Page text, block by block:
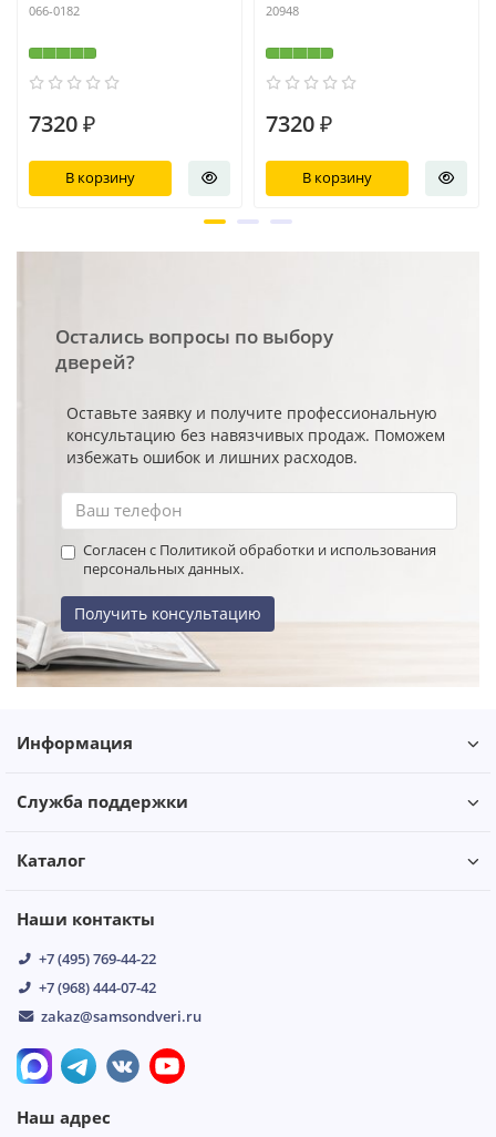
066-0182
7320 ₽
В корзину
20948
7320 ₽
В корзину
Остались вопросы по выбору
дверей?
Оставьте заявку и получите профессиональную
консультацию без навязчивых продаж. Поможем
избежать ошибок и лишних расходов.
Согласен с Политикой обработки и использования
персональных данных.
Получить консультацию
Информация
Служба поддержки
Каталог
Наши контакты
+7 (495) 769-44-22
+7 (968) 444-07-42
zakaz@samsondveri.ru
Наш адрес